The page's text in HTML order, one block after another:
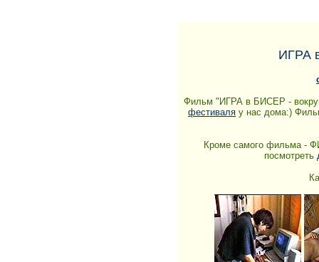
ИГРА
Фильм "ИГРА в БИСЕР -
фестиваля у нас дома:)
Кроме самого фильма -
посмотреть